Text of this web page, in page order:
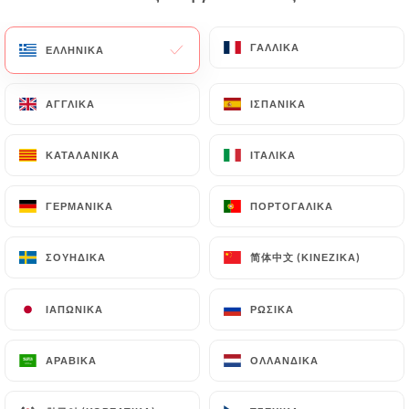
ΕΛΛΗΝΙΚΆ ΓΑΛΛΙΚΆ
ΑΓΓΛΙΚΆ ΙΣΠΑΝΙΚΆ
ΚΑΤΑΛΑΝΙΚΆ ΙΤΑΛΙΚΆ
ΓΕΡΜΑΝΙΚΆ ΠΟΡΤΟΓΑΛΙΚΆ
ΣΟΥΗΔΙΚΆ 简体中文 (ΚΙΝΈΖΙΚΑ)
ΙΑΠΩΝΙΚΆ ΡΩΣΙΚΆ
ΑΡΑΒΙΚΆ ΟΛΛΑΝΔΙΚΆ
/
Επαφή
ΕΛΛΗΝΙΚΆ ΓΑΛΛΙΚΆ
ΑΓΓΛΙΚΆ ΙΣΠΑΝΙΚΆ
ΚΑΤΑΛΑΝΙΚΆ ΙΤΑΛΙΚΆ
ΓΕΡΜΑΝΙΚΆ ΠΟΡΤΟΓΑΛΙΚΆ
ΣΟΥΗΔΙΚΆ 简体中文 (ΚΙΝΈΖΙΚΑ)
ΙΑΠΩΝΙΚΆ ΡΩΣΙΚΆ
ΑΡΑΒΙΚΆ ΟΛΛΑΝΔΙΚΆ